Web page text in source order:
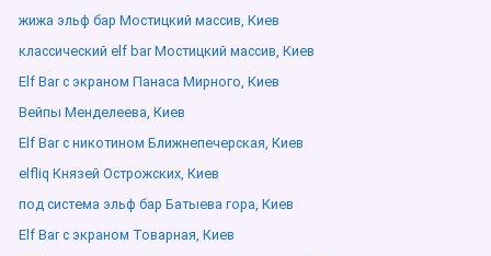
жижа эльф бар Мостицкий массив, Киев
классический elf bar Мостицкий массив, Киев
Elf Bar с экраном Панаса Мирного, Киев
Вейпы Менделеева, Киев
Elf Bar с никотином Ближнепечерская, Киев
elfliq Князей Острожских, Киев
под система эльф бар Батыева гора, Киев
Elf Bar с экраном Товарная, Киев